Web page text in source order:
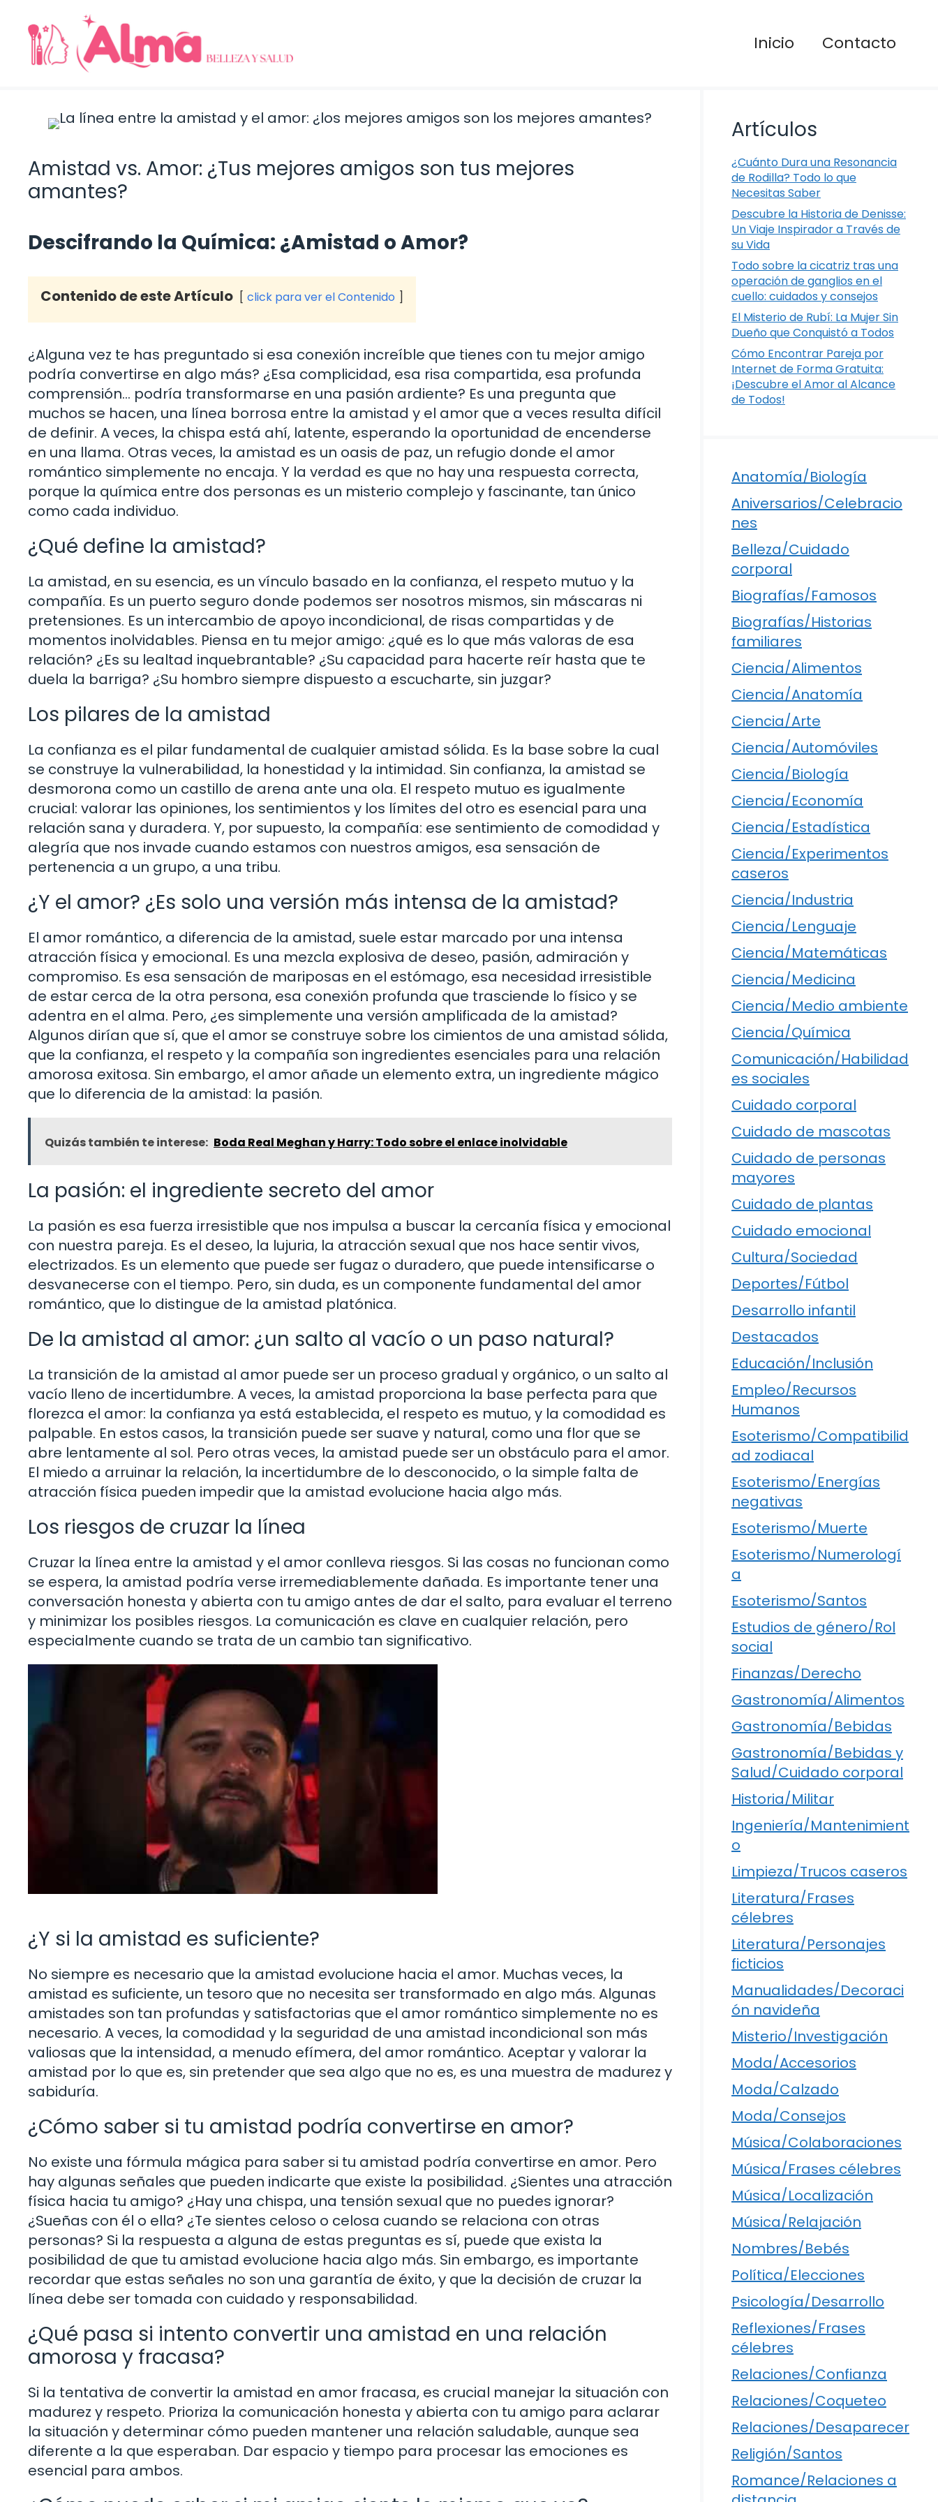
contenido
Inicio Contacto
Amistad vs. Amor: ¿Tus mejores amigos son tus mejores
amantes?
Descifrando la Química: ¿Amistad o Amor?
Contenido de este Artículo click para ver el Contenido
¿Alguna vez te has preguntado si esa conexión increíble que tienes con tu mejor amigo
podría convertirse en algo más? ¿Esa complicidad, esa risa compartida, esa profunda
comprensión… podría transformarse en una pasión ardiente? Es una pregunta que
muchos se hacen, una línea borrosa entre la amistad y el amor que a veces resulta difícil
de definir. A veces, la chispa está ahí, latente, esperando la oportunidad de encenderse
en una llama. Otras veces, la amistad es un oasis de paz, un refugio donde el amor
romántico simplemente no encaja. Y la verdad es que no hay una respuesta correcta,
porque la química entre dos personas es un misterio complejo y fascinante, tan único
como cada individuo.
¿Qué define la amistad?
La amistad, en su esencia, es un vínculo basado en la confianza, el respeto mutuo y la
compañía. Es un puerto seguro donde podemos ser nosotros mismos, sin máscaras ni
pretensiones. Es un intercambio de apoyo incondicional, de risas compartidas y de
momentos inolvidables. Piensa en tu mejor amigo: ¿qué es lo que más valoras de esa
relación? ¿Es su lealtad inquebrantable? ¿Su capacidad para hacerte reír hasta que te
duela la barriga? ¿Su hombro siempre dispuesto a escucharte, sin juzgar?
Los pilares de la amistad
La confianza es el pilar fundamental de cualquier amistad sólida. Es la base sobre la cual
se construye la vulnerabilidad, la honestidad y la intimidad. Sin confianza, la amistad se
desmorona como un castillo de arena ante una ola. El respeto mutuo es igualmente
crucial: valorar las opiniones, los sentimientos y los límites del otro es esencial para una
relación sana y duradera. Y, por supuesto, la compañía: ese sentimiento de comodidad y
alegría que nos invade cuando estamos con nuestros amigos, esa sensación de
pertenencia a un grupo, a una tribu.
¿Y el amor? ¿Es solo una versión más intensa de la amistad?
El amor romántico, a diferencia de la amistad, suele estar marcado por una intensa
atracción física y emocional. Es una mezcla explosiva de deseo, pasión, admiración y
compromiso. Es esa sensación de mariposas en el estómago, esa necesidad irresistible
de estar cerca de la otra persona, esa conexión profunda que trasciende lo físico y se
adentra en el alma. Pero, ¿es simplemente una versión amplificada de la amistad?
Algunos dirían que sí, que el amor se construye sobre los cimientos de una amistad sólida,
que la confianza, el respeto y la compañía son ingredientes esenciales para una relación
amorosa exitosa. Sin embargo, el amor añade un elemento extra, un ingrediente mágico
que lo diferencia de la amistad: la pasión.
Quizás también te interese: Boda Real Meghan y Harry: Todo sobre el enlace inolvidable
La pasión: el ingrediente secreto del amor
La pasión es esa fuerza irresistible que nos impulsa a buscar la cercanía física y emocional
con nuestra pareja. Es el deseo, la lujuria, la atracción sexual que nos hace sentir vivos,
electrizados. Es un elemento que puede ser fugaz o duradero, que puede intensificarse o
desvanecerse con el tiempo. Pero, sin duda, es un componente fundamental del amor
romántico, que lo distingue de la amistad platónica.
De la amistad al amor: ¿un salto al vacío o un paso natural?
La transición de la amistad al amor puede ser un proceso gradual y orgánico, o un salto al
vacío lleno de incertidumbre. A veces, la amistad proporciona la base perfecta para que
florezca el amor: la confianza ya está establecida, el respeto es mutuo, y la comodidad es
palpable. En estos casos, la transición puede ser suave y natural, como una flor que se
abre lentamente al sol. Pero otras veces, la amistad puede ser un obstáculo para el amor.
El miedo a arruinar la relación, la incertidumbre de lo desconocido, o la simple falta de
atracción física pueden impedir que la amistad evolucione hacia algo más.
Los riesgos de cruzar la línea
Cruzar la línea entre la amistad y el amor conlleva riesgos. Si las cosas no funcionan como
se espera, la amistad podría verse irremediablemente dañada. Es importante tener una
conversación honesta y abierta con tu amigo antes de dar el salto, para evaluar el terreno
y minimizar los posibles riesgos. La comunicación es clave en cualquier relación, pero
especialmente cuando se trata de un cambio tan significativo.
¿Y si la amistad es suficiente?
No siempre es necesario que la amistad evolucione hacia el amor. Muchas veces, la
amistad es suficiente, un tesoro que no necesita ser transformado en algo más. Algunas
amistades son tan profundas y satisfactorias que el amor romántico simplemente no es
necesario. A veces, la comodidad y la seguridad de una amistad incondicional son más
valiosas que la intensidad, a menudo efímera, del amor romántico. Aceptar y valorar la
amistad por lo que es, sin pretender que sea algo que no es, es una muestra de madurez y
sabiduría.
¿Cómo saber si tu amistad podría convertirse en amor?
No existe una fórmula mágica para saber si tu amistad podría convertirse en amor. Pero
hay algunas señales que pueden indicarte que existe la posibilidad. ¿Sientes una atracción
física hacia tu amigo? ¿Hay una chispa, una tensión sexual que no puedes ignorar?
¿Sueñas con él o ella? ¿Te sientes celoso o celosa cuando se relaciona con otras
personas? Si la respuesta a alguna de estas preguntas es sí, puede que exista la
posibilidad de que tu amistad evolucione hacia algo más. Sin embargo, es importante
recordar que estas señales no son una garantía de éxito, y que la decisión de cruzar la
línea debe ser tomada con cuidado y responsabilidad.
¿Qué pasa si intento convertir una amistad en una relación
amorosa y fracasa?
Si la tentativa de convertir la amistad en amor fracasa, es crucial manejar la situación con
madurez y respeto. Prioriza la comunicación honesta y abierta con tu amigo para aclarar
la situación y determinar cómo pueden mantener una relación saludable, aunque sea
diferente a la que esperaban. Dar espacio y tiempo para procesar las emociones es
esencial para ambos.
Artículos
¿Cuánto Dura una Resonancia
de Rodilla? Todo lo que
Necesitas Saber
Descubre la Historia de Denisse:
Un Viaje Inspirador a Través de
su Vida
Todo sobre la cicatriz tras una
operación de ganglios en el
cuello: cuidados y consejos
El Misterio de Rubí: La Mujer Sin
Dueño que Conquistó a Todos
Cómo Encontrar Pareja por
Internet de Forma Gratuita:
¡Descubre el Amor al Alcance
de Todos!
Anatomía/Biología
Aniversarios/Celebracio
nes
Belleza/Cuidado
corporal
Biografías/Famosos
Biografías/Historias
familiares
Ciencia/Alimentos
Ciencia/Anatomía
Ciencia/Arte
Ciencia/Automóviles
Ciencia/Biología
Ciencia/Economía
Ciencia/Estadística
Ciencia/Experimentos
caseros
Ciencia/Industria
Ciencia/Lenguaje
Ciencia/Matemáticas
Ciencia/Medicina
Ciencia/Medio ambiente
Ciencia/Química
Comunicación/Habilidad
es sociales
Cuidado corporal
Cuidado de mascotas
Cuidado de personas
mayores
Cuidado de plantas
Cuidado emocional
Cultura/Sociedad
Deportes/Fútbol
Desarrollo infantil
Destacados
Educación/Inclusión
Empleo/Recursos
Humanos
Esoterismo/Compatibilid
ad zodiacal
Esoterismo/Energías
negativas
Esoterismo/Muerte
Esoterismo/Numerologí
a
Esoterismo/Santos
Estudios de género/Rol
social
Finanzas/Derecho
Gastronomía/Alimentos
Gastronomía/Bebidas
Gastronomía/Bebidas y
Salud/Cuidado corporal
Historia/Militar
Ingeniería/Mantenimient
o
Limpieza/Trucos caseros
Literatura/Frases
célebres
Literatura/Personajes
ficticios
Manualidades/Decoraci
ón navideña
Misterio/Investigación
Moda/Accesorios
Moda/Calzado
Moda/Consejos
Música/Colaboraciones
Música/Frases célebres
Música/Localización
Música/Relajación
Nombres/Bebés
Política/Elecciones
Psicología/Desarrollo
Reflexiones/Frases
célebres
Relaciones/Confianza
Relaciones/Coqueteo
Relaciones/Desaparecer
Religión/Santos
Romance/Relaciones a